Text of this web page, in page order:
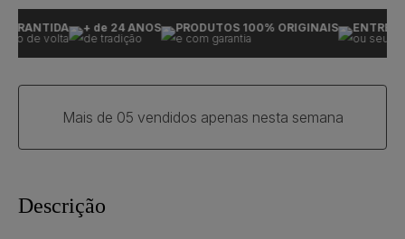
de volta
+ de 24 ANOS
de tradição
PRODUTOS 100% ORIGINAIS
e com garantia
ou seu
Mais de 05 vendidos apenas nesta semana
Descrição